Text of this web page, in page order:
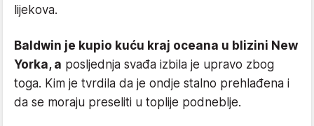
lijekova.
Baldwin je kupio kuću kraj oceana u blizini New
Yorka, a posljednja svađa izbila je upravo zbog
toga. Kim je tvrdila da je ondje stalno prehlađena i
da se moraju preseliti u toplije podneblje.